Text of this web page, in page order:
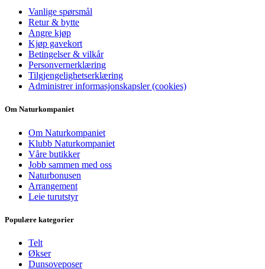
Vanlige spørsmål
Retur & bytte
Angre kjøp
Kjøp gavekort
Betingelser & vilkår
Personvernerklæring
Tilgjengelighetserklæring
Administrer informasjonskapsler (cookies)
Om Naturkompaniet
Om Naturkompaniet
Klubb Naturkompaniet
Våre butikker
Jobb sammen med oss
Naturbonusen
Arrangement
Leie turutstyr
Populære kategorier
Telt
Økser
Dunsoveposer